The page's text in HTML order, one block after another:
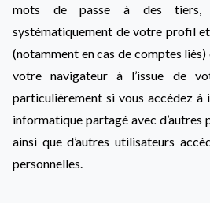
mots de passe à des tiers,
systématiquement de votre profil
(notamment en cas de comptes
votre navigateur à l’issue de
particulièrement si vous accédez à
informatique partagé avec d’autres
ainsi que d’autres utilisateurs
personnelles.